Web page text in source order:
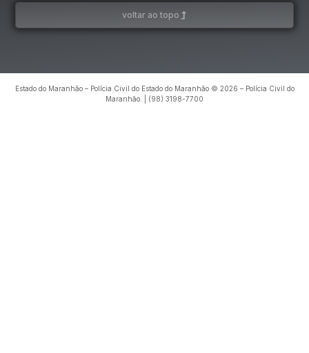
voltar ao topo
Estado do Maranhão – Polícia Civil do Estado do Maranhão © 2026 – Polícia Civil do
Maranhão. | (98) 3198-7700